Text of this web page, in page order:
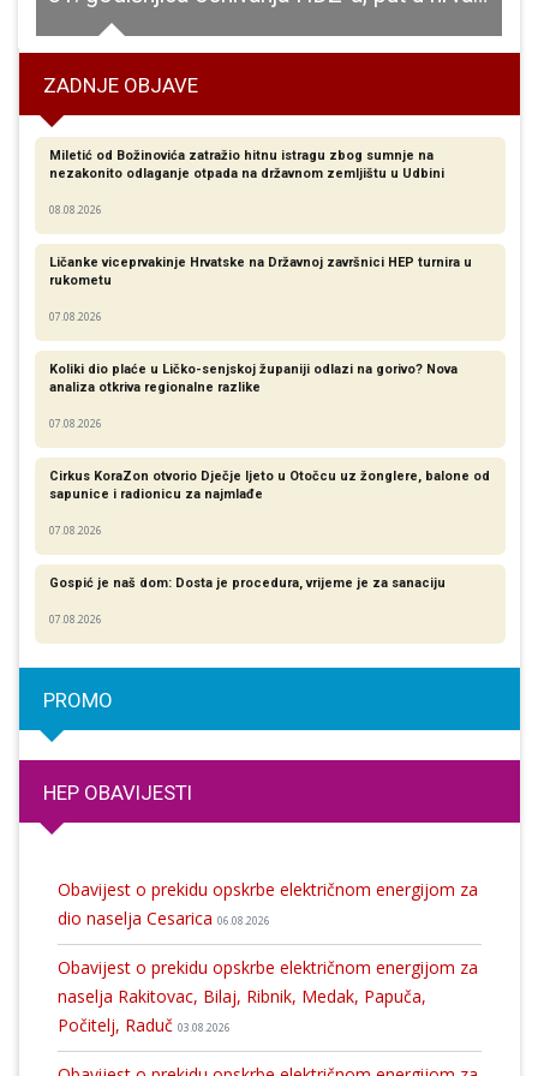
ZADNJE OBJAVE
Miletić od Božinovića zatražio hitnu istragu zbog sumnje na
nezakonito odlaganje otpada na državnom zemljištu u Udbini
08.08.2026
Ličanke viceprvakinje Hrvatske na Državnoj završnici HEP turnira u
rukometu
07.08.2026
Koliki dio plaće u Ličko-senjskoj županiji odlazi na gorivo? Nova
analiza otkriva regionalne razlike​
07.08.2026
Cirkus KoraZon otvorio Dječje ljeto u Otočcu uz žonglere, balone od
sapunice i radionicu za najmlađe
07.08.2026
Gospić je naš dom: Dosta je procedura, vrijeme je za sanaciju
07.08.2026
PROMO
HEP OBAVIJESTI
Obavijest o prekidu opskrbe električnom energijom za
dio naselja Cesarica 06.08.2026
Obavijest o prekidu opskrbe električnom energijom za
naselja Rakitovac, Bilaj, Ribnik, Medak, Papuča,
Počitelj, Raduč 03.08.2026